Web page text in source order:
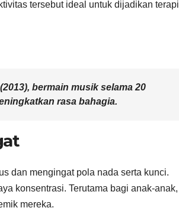
tersebut ideal untuk dijadikan terapi
bermain musik selama 20
rasa bahagia.
dan mengingat pola nada serta kunci.
konsentrasi. Terutama bagi anak-anak,
mereka.